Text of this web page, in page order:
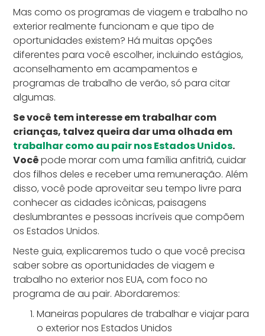
Mas como os programas de viagem e trabalho no
exterior realmente funcionam e que tipo de
oportunidades existem? Há muitas opções
diferentes para você escolher, incluindo estágios,
aconselhamento em acampamentos e
programas de trabalho de verão, só para citar
algumas.
Se você tem interesse em trabalhar com
crianças, talvez queira dar uma olhada em
trabalhar como au pair nos Estados Unidos.
Vocêpode morar com uma família anfitriã, cuidar
dos filhos deles e receber uma remuneração. Além
disso, você pode aproveitar seu tempo livre para
conhecer as cidades icônicas, paisagens
deslumbrantes e pessoas incríveis que compõem
os Estados Unidos.
Neste guia, explicaremos tudo o que você precisa
saber sobre as oportunidades de viagem e
trabalho no exterior nos EUA, com foco no
programa de au pair. Abordaremos:
Maneiras populares de trabalhar e viajar para
o exterior nos Estados Unidos